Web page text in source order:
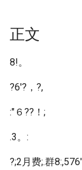
正文
8!。
?6'?，?,
:"６??！;
.3。:
?;2月费;.群